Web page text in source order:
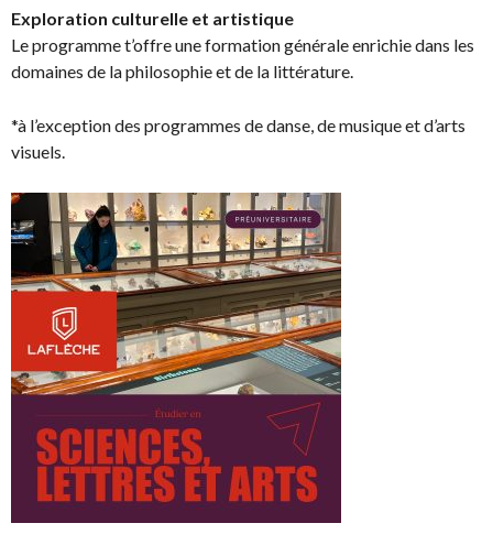
Exploration culturelle et artistique
Le programme t’offre une formation générale enrichie dans les
domaines de la philosophie et de la littérature.
*à l’exception des programmes de danse, de musique et d’arts
visuels.